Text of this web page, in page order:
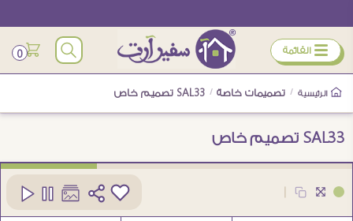
ÿ القائمة 0
الرئيسية / تصميمات خاصة / SAL33 تصميم خاص
SAL33 تصميم خاص